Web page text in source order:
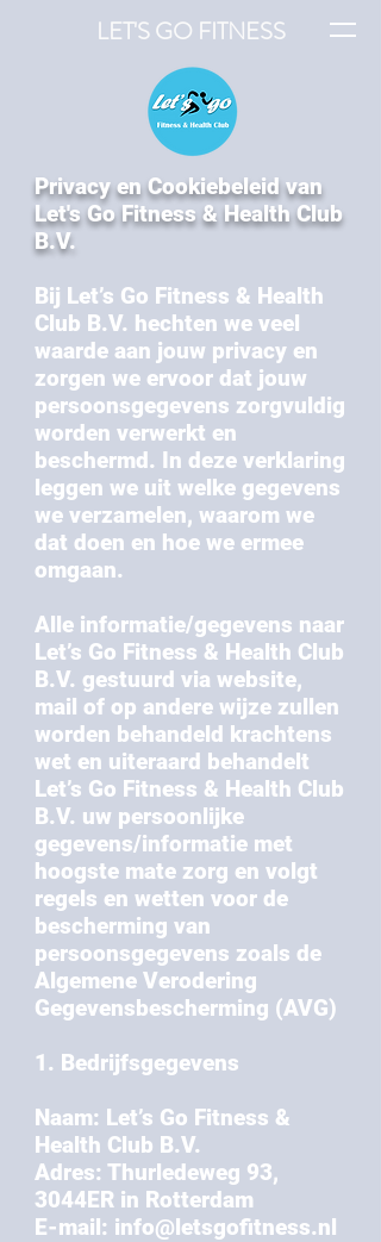
LET'S GO FITNESS
Privacy en Cookiebeleid van
Let's Go Fitness & Health Club
B.V.
Bij Let’s Go Fitness & Health
Club B.V. hechten we veel
waarde aan jouw privacy en
zorgen we ervoor dat jouw
persoonsgegevens zorgvuldig
worden verwerkt en
beschermd. In deze verklaring
leggen we uit welke gegevens
we verzamelen, waarom we
dat doen en hoe we ermee
omgaan.
Alle informatie/gegevens naar
Let’s Go Fitness & Health Club
B.V. gestuurd via website,
mail of op andere wijze zullen
worden behandeld krachtens
wet en uiteraard behandelt
Let’s Go Fitness & Health Club
B.V. uw persoonlijke
gegevens/informatie met
hoogste mate zorg en volgt
regels en wetten voor de
bescherming van
persoonsgegevens zoals de
Algemene Verodering
Gegevensbescherming (AVG)
1. Bedrijfsgegevens
Naam: Let’s Go Fitness &
Health Club B.V.
Adres: Thurledeweg 93,
3044ER in Rotterdam
E-mail: info@letsgofitness.nl